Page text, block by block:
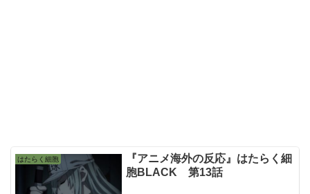
はたらく細胞
『アニメ海外の反応』はたらく細
胞BLACK 第13話